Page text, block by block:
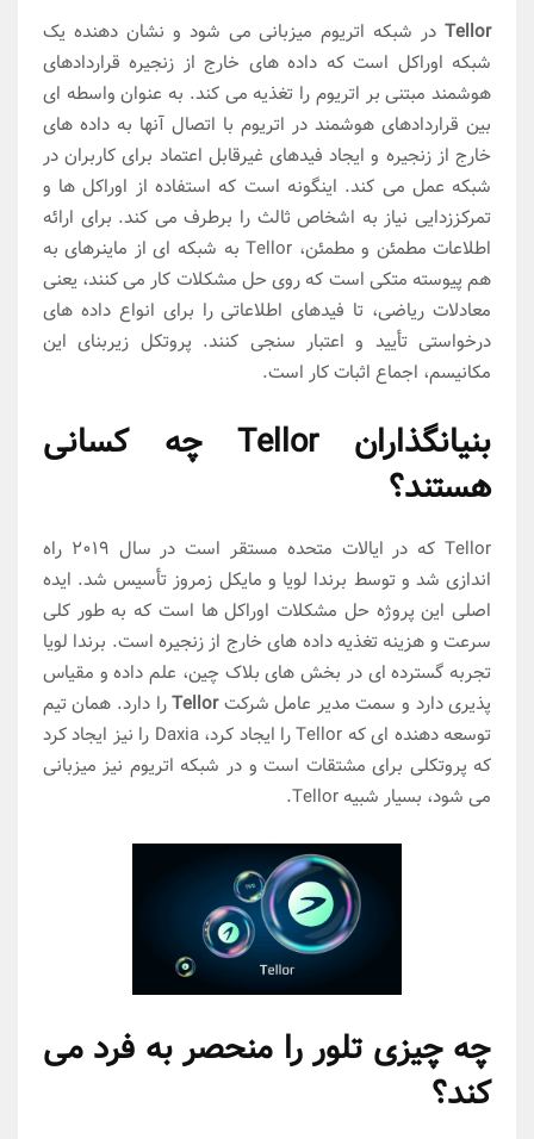
Tellor در شبکه اتریوم میزبانی می شود و نشان دهنده یک
شبکه اوراکل است که داده های خارج از زنجیره قراردادهای
هوشمند مبتنی بر اتریوم را تغذیه می کند. به عنوان واسطه ای
بین قراردادهای هوشمند در اتریوم با اتصال آنها به داده های
خارج از زنجیره و ایجاد فیدهای غیرقابل اعتماد برای کاربران در
شبکه عمل می کند. اینگونه است که استفاده از اوراکل ها و
تمرکززدایی نیاز به اشخاص ثالث را برطرف می کند. برای ارائه
اطلاعات مطمئن و مطمئن، Tellor به شبکه ای از ماینرهای به
هم پیوسته متکی است که روی حل مشکلات کار می کنند، یعنی
معادلات ریاضی، تا فیدهای اطلاعاتی را برای انواع داده های
درخواستی تأیید و اعتبار سنجی کنند. پروتکل زیربنای این
مکانیسم، اجماع اثبات کار است.
بنیانگذاران Tellor چه کسانی
هستند؟
Tellor که در ایالات متحده مستقر است در سال 2019 راه
اندازی شد و توسط برندا لویا و مایکل زمروز تأسیس شد. ایده
اصلی این پروژه حل مشکلات اوراکل ها است که به طور کلی
سرعت و هزینه تغذیه داده های خارج از زنجیره است. برندا لویا
تجربه گسترده ای در بخش های بلاک چین، علم داده و مقیاس
پذیری دارد و سمت مدیر عامل شرکتTellorرا دارد. همان تیم
توسعه دهنده ای که Tellor را ایجاد کرد، Daxia را نیز ایجاد کرد
که پروتکلی برای مشتقات است و در شبکه اتریوم نیز میزبانی
می شود، بسیار شبیه Tellor.
چه چیزی تلور را منحصر به فرد می
کند؟